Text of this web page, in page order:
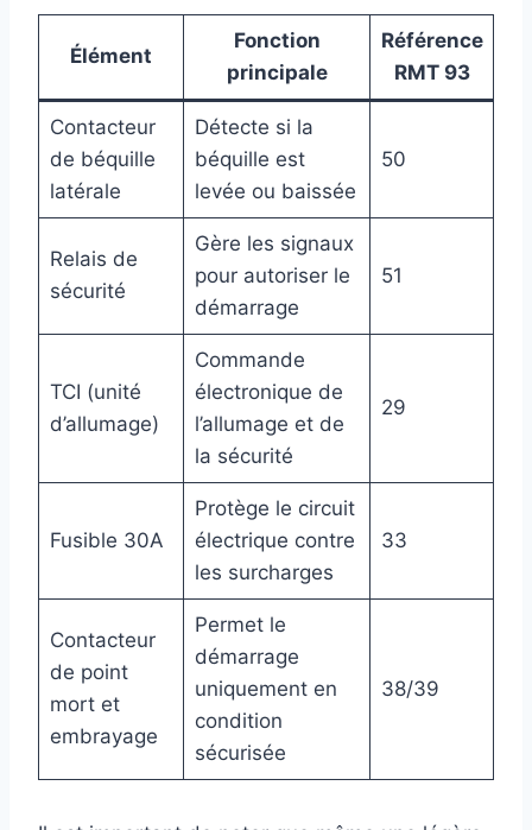
Élément
Fonction
principale
Référence
RMT 93
Contacteur
de béquille
latérale
Détecte si la
béquille est
levée ou baissée
50
Relais de
sécurité
Gère les signaux
pour autoriser le
démarrage
51
TCI (unité
d’allumage)
Commande
électronique de
l’allumage et de
la sécurité
29
Fusible 30A
Protège le circuit
électrique contre
les surcharges
33
Contacteur
de point
mort et
embrayage
Permet le
démarrage
uniquement en
condition
sécurisée
38/39